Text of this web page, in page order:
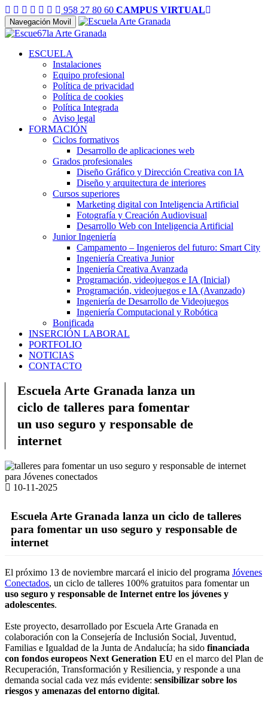
958 27 80 60 CAMPUS VIRTUAL
Navegación Movil
ESCUELA
Instalaciones
Equipo profesional
Política de privacidad
Política de cookies
Política Integrada
Aviso legal
FORMACIÓN
Ciclos formativos
Desarrollo de aplicaciones web
Grados profesionales
Diseño Gráfico y Dirección Creativa con IA
Diseño y arquitectura de interiores
Cursos superiores
Marketing digital con Inteligencia Artificial
Fotografía y Creación Audiovisual
Desarrollo Web con Inteligencia Artificial
Junior Ingeniería
Campamento – Ingenieros del futuro: Smart City
Ingeniería Creativa Junior
Ingeniería Creativa Avanzada
Programación, videojuegos e IA (Inicial)
Programación, videojuegos e IA (Avanzado)
Ingeniería de Desarrollo de Videojuegos
Ingeniería Computacional y Robótica
Bonificada
INSERCIÓN LABORAL
PORTFOLIO
NOTICIAS
CONTACTO
Escuela Arte Granada lanza un
ciclo de talleres para fomentar
un uso seguro y responsable de
internet
10-11-2025
Escuela Arte Granada lanza un ciclo de talleres
para fomentar un uso seguro y responsable de
internet
El próximo 13 de noviembre marcará el inicio del programa Jóvenes
Conectados, un ciclo de talleres 100% gratuitos para fomentar un
uso seguro y responsable de Internet entre los jóvenes y
adolescentes.
Este proyecto, desarrollado por Escuela Arte Granada en
colaboración con la Consejería de Inclusión Social, Juventud,
Familias e Igualdad de la Junta de Andalucía; ha sido financiada
con fondos europeos Next Generation EU en el marco del Plan de
Recuperación, Transformación y Resiliencia, y responde a una
demanda social cada vez más evidente: sensibilizar sobre los
riesgos y amenazas del entorno digital.